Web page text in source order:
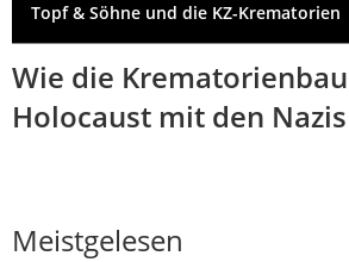
Topf & Söhne und die KZ-Krematorien
Wie die
Holocaust mit den
Meistgelesen